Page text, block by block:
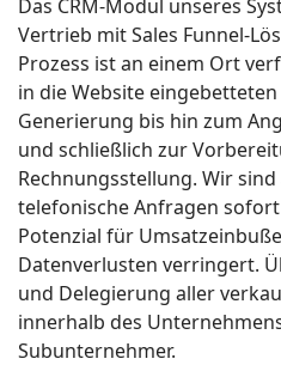
Das CRM-Modul unseres
Vertrieb mit Sales Funnel-
Prozess ist an einem Ort
in die Website
Generierung bis hin zum
und schließlich zur
Rechnungsstellung. Wir
telefonische Anfragen
Potenzial für
Datenverlusten verringert.
und Delegierung aller
innerhalb des
Subunternehmer.